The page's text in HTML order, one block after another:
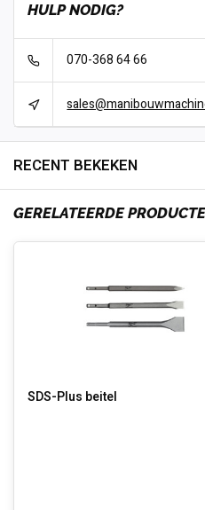
HULP NODIG?
070-368 64 66
RECENT BEKEKEN
GERELATEERDE
SDS-Plus beitel